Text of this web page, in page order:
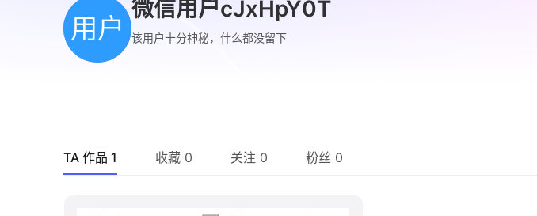
用户
微信用户cJxHpY0T
该用户十分神秘，什么都没留下
TA 作品 1 收藏 0 关注 0 粉丝 0